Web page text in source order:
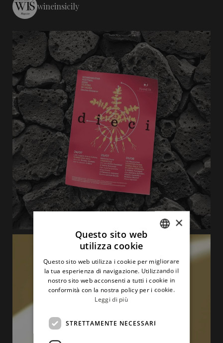
wineinsicily
ENGLISH
×
Questo sito web
utilizza cookie
Questo sito web utilizza i cookie per migliorare
la tua esperienza di navigazione. Utilizzando il
nostro sito web acconsenti a tutti i cookie in
conformità con la nostra policy per i cookie.
Leggi di più
STRETTAMENTE NECESSARI